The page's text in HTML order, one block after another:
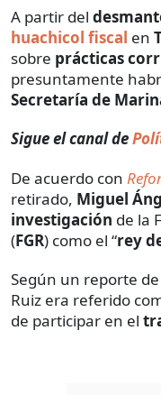
A partir del
huachicol fiscal en
sobre prácticas
presuntamente
Secretaría de
Sigue el canal de
De acuerdo con
retirado, Miguel
investigación de la
(FGR) como el “rey
Según un reporte
Ruiz era referido
de participar en el